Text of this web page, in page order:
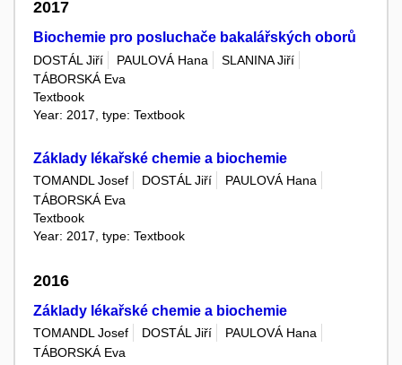
2017
Biochemie pro posluchače bakalářských oborů
DOSTÁL Jiří PAULOVÁ Hana
SLANINA Jiří
TÁBORSKÁ Eva
Textbook
Year: 2017, type: Textbook
Základy lékařské chemie a biochemie
TOMANDL Josef DOSTÁL Jiří
PAULOVÁ Hana
TÁBORSKÁ Eva
Textbook
Year: 2017, type: Textbook
2016
Základy lékařské chemie a biochemie
TOMANDL Josef DOSTÁL Jiří
PAULOVÁ Hana
TÁBORSKÁ Eva